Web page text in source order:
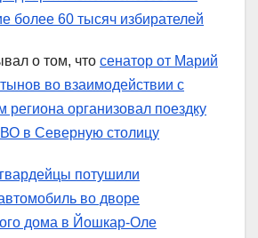
более 60 тысяч избирателей
о том, что сенатор от Марий
во взаимодействии с
региона организовал поездку
в Северную столицу
потушили
во дворе
дома в Йошкар-Оле